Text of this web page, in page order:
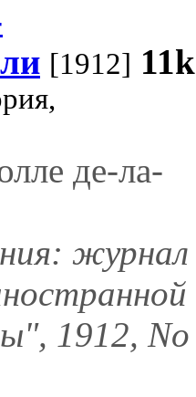
[1912] 11k
де-ла-
журнал
1912,